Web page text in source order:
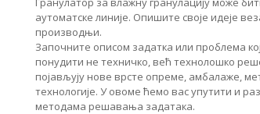
аутоматске линије. Опишите своје идеје
производњи.
Започните описом задатка или проблема
понудити не техничко, већ технолошко
појављују нове врсте опреме, амбалаже,
технологије. У овоме ћемо вас упутити и
методама решавања задатака.